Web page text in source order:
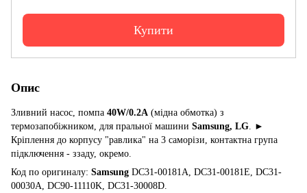
Купити
Опис
Зливний насос, помпа 40W/0.2A (мідна обмотка) з
термозапобіжником, для пральної машини Samsung, LG . ►
Кріплення до корпусу "равлика" на 3 саморізи, контактна група
підключення - ззаду, окремо.
Код по оригиналу: Samsung DC31-00181A, DC31-00181E, DC31-
00030A, DC90-11110K, DC31-30008D.